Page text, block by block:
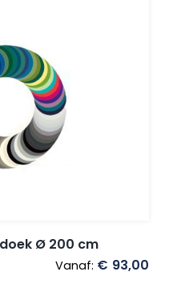
Ø 200 cm
Vanaf: € 93,00